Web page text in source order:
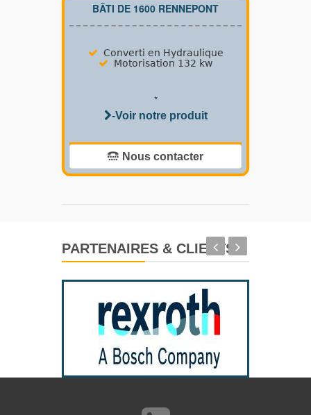
BÄTI DE 1600 RENNEPONT
Converti en Hydraulique
Motorisation 132 kw
*
-Voir notre produit
Nous contacter
PARTENAIRES & CLIENTS